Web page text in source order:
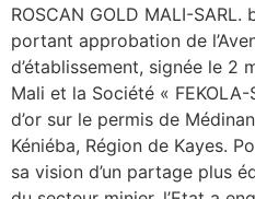
ROSCAN GOLD MALI-
portant approbation de
d’établissement, signée le 2
Mali et la Société «
d’or sur le permis de
Kéniéba, Région de Kayes.
sa vision d’un partage plus